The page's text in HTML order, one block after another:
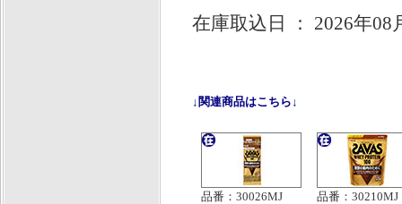
在庫取込日 ： 2026年08
↓関連商品はこちら↓
品番：30026MJ
品番：30210MJ